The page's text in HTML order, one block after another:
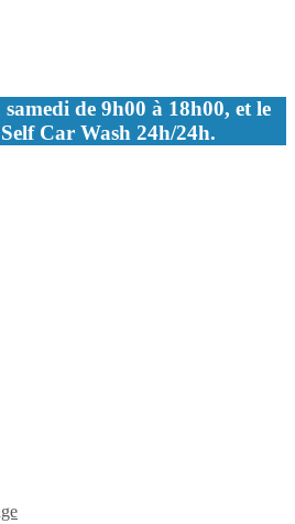
de 9h00 à 18h00, et le
Car Wash 24h/24h.